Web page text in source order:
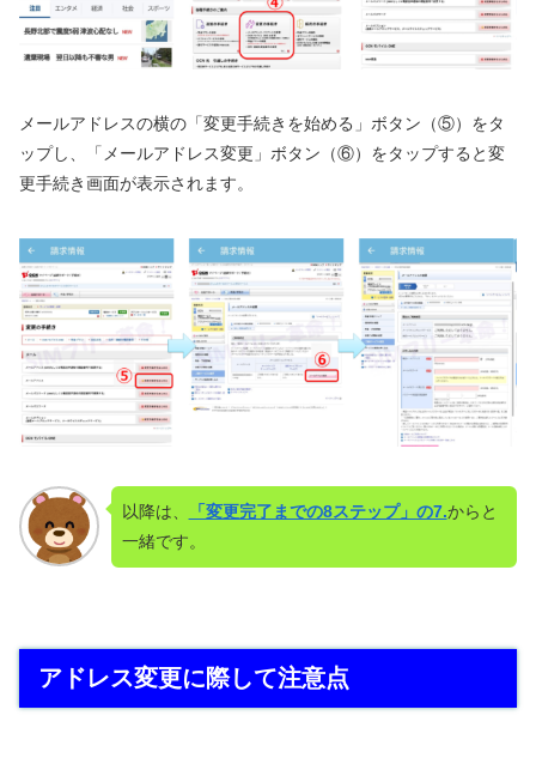
メールアドレスの横の「変更手続きを始める」ボタン（⑤）をタ
ップし、「メールアドレス変更」ボタン（⑥）をタップすると変
更手続き画面が表示されます。
以降は、 「変更完了までの8ステップ」の7.からと
一緒です。
アドレス変更に際して注意点